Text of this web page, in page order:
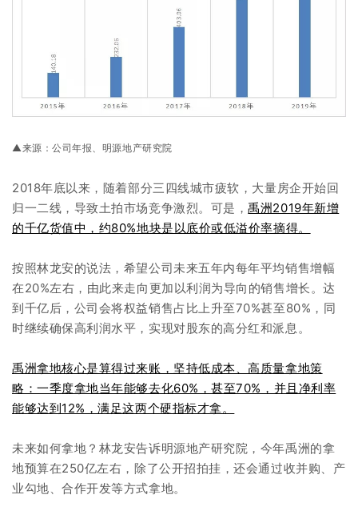
▲来源：公司年报、明源地产研究院
2018年底以来，随着部分三四线城市疲软，大量房企开始回
归一二线，导致土拍市场竞争激烈。可是，禹洲2019年新增
的千亿货值中，约80%地块是以底价或低溢价率摘得。
按照林龙安的说法，希望公司未来五年内每年平均销售增幅
在20%左右，由此来走向更加以利润为导向的销售增长。达
到千亿后，公司会将权益销售占比上升至70%甚至80%，同
时继续确保高利润水平，实现对股东的高分红和派息。
禹洲拿地核心是算得过来账，坚持低成本、高质量拿地策
略：一季度拿地当年能够去化60%，甚至70%，并且净利率
能够达到12%，满足这两个硬指标才拿。
未来如何拿地？林龙安告诉明源地产研究院，今年禹洲的拿
地预算在250亿左右，除了公开招拍挂，还会通过收并购、产
业勾地、合作开发等方式拿地。